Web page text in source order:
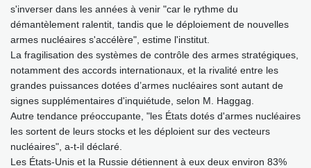
s'inverser dans les années à venir "car le rythme du
démantèlement ralentit, tandis que le déploiement de nouvelles
armes nucléaires s'accélère", estime l'institut.
La fragilisation des systèmes de contrôle des armes stratégiques,
notamment des accords internationaux, et la rivalité entre les
grandes puissances dotées d’armes nucléaires sont autant de
signes supplémentaires d'inquiétude, selon M. Haggag.
Autre tendance préoccupante, "les États dotés d'armes nucléaires
les sortent de leurs stocks et les déploient sur des vecteurs
nucléaires", a-t-il déclaré.
Les États-Unis et la Russie détiennent à eux deux environ 83%